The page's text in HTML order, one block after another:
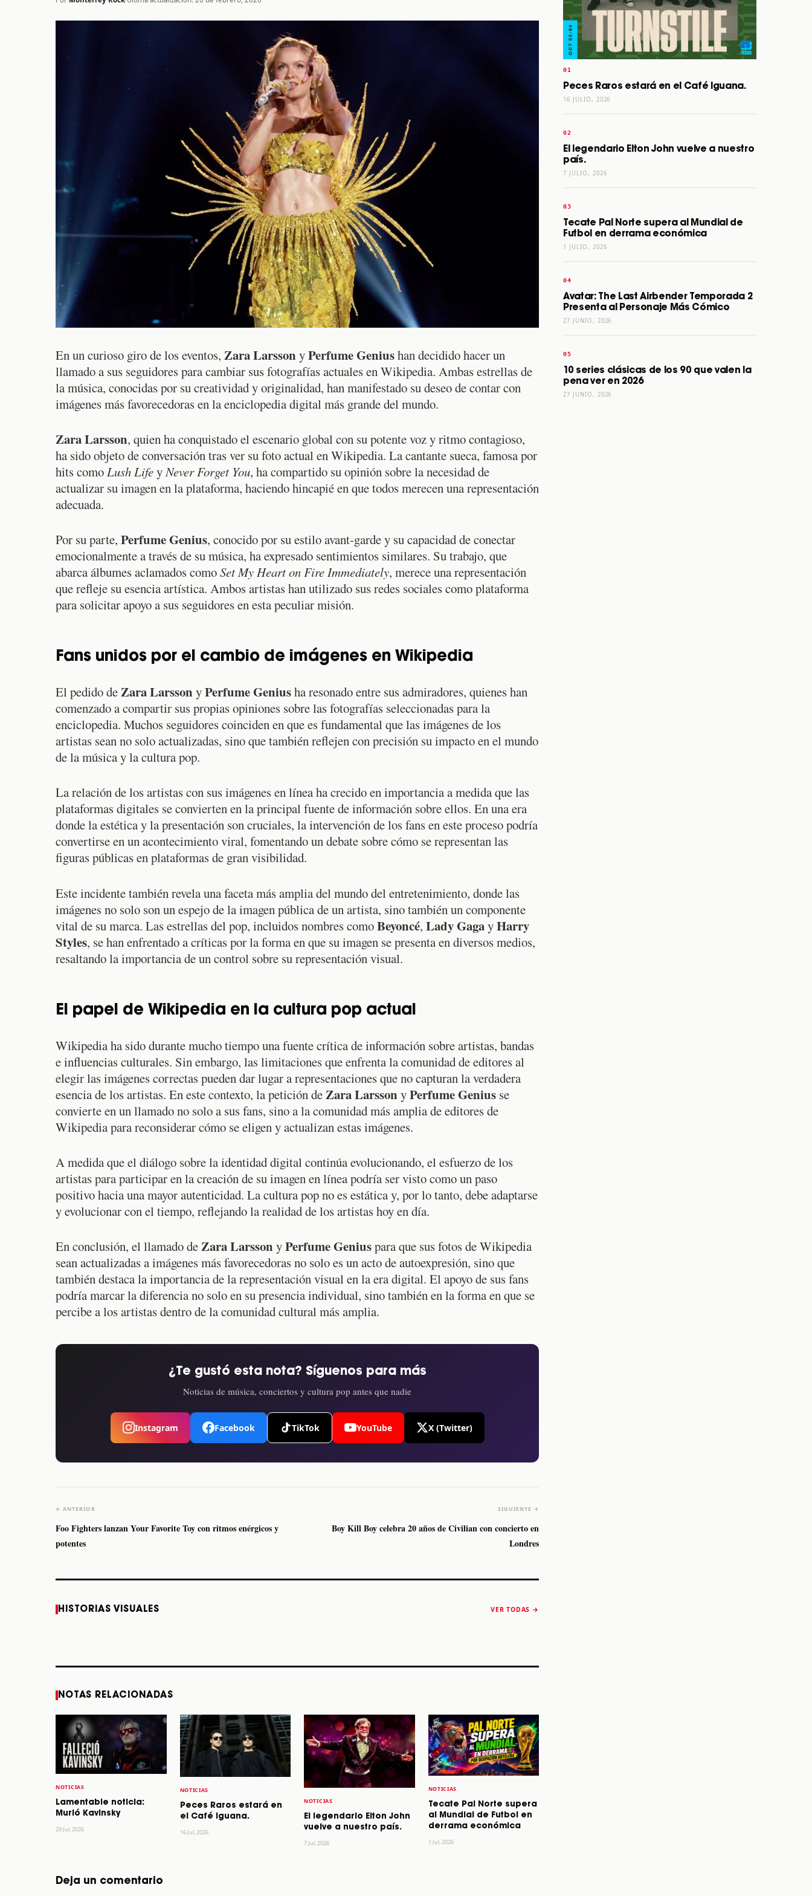
En un curioso giro de los eventos, Zara Larsson yPerfume Geniushan decidido hacer un
llamado a sus seguidores para cambiar sus fotografías actuales en Wikipedia. Ambas estrellas de
la música, conocidas por su creatividad y originalidad, han manifestado su deseo de contar con
imágenes más favorecedoras en la enciclopedia digital más grande del mundo.
Zara Larsson, quien ha conquistado el escenario global con su potente voz y ritmo contagioso,
ha sido objeto de conversación tras ver su foto actual en Wikipedia. La cantante sueca, famosa por
hits comoLush LifeyNever Forget You, ha compartido su opinión sobre la necesidad de
actualizar su imagen en la plataforma, haciendo hincapié en que todos merecen una representación
adecuada.
Por su parte, Perfume Genius, conocido por su estilo avant-garde y su capacidad de conectar
emocionalmente a través de su música, ha expresado sentimientos similares. Su trabajo, que
abarca álbumes aclamados comoSet My Heart on Fire Immediately, merece una representación
que refleje su esencia artística. Ambos artistas han utilizado sus redes sociales como plataforma
para solicitar apoyo a sus seguidores en esta peculiar misión.
Fans unidos por el cambio de imágenes en Wikipedia
El pedido deZara Larsson yPerfume Geniusha resonado entre sus admiradores, quienes han
comenzado a compartir sus propias opiniones sobre las fotografías seleccionadas para la
enciclopedia. Muchos seguidores coinciden en que es fundamental que las imágenes de los
artistas sean no solo actualizadas, sino que también reflejen con precisión su impacto en el mundo
de la música y la cultura pop.
La relación de los artistas con sus imágenes en línea ha crecido en importancia a medida que las
plataformas digitales se convierten en la principal fuente de información sobre ellos. En una era
donde la estética y la presentación son cruciales, la intervención de los fans en este proceso podría
convertirse en un acontecimiento viral, fomentando un debate sobre cómo se representan las
figuras públicas en plataformas de gran visibilidad.
Este incidente también revela una faceta más amplia del mundo del entretenimiento, donde las
imágenes no solo son un espejo de la imagen pública de un artista, sino también un componente
vital de su marca. Las estrellas del pop, incluidos nombres comoBeyoncé, Lady GagayHarry
Styles, se han enfrentado a críticas por la forma en que su imagen se presenta en diversos medios,
resaltando la importancia de un control sobre su representación visual.
El papel de Wikipedia en la cultura pop actual
Wikipedia ha sido durante mucho tiempo una fuente crítica de información sobre artistas, bandas
e influencias culturales. Sin embargo, las limitaciones que enfrenta la comunidad de editores al
elegir las imágenes correctas pueden dar lugar a representaciones que no capturan la verdadera
esencia de los artistas. En este contexto, la petición deZara Larsson yPerfume Genius se
convierte en un llamado no solo a sus fans, sino a la comunidad más amplia de editores de
Wikipedia para reconsiderar cómo se eligen y actualizan estas imágenes.
A medida que el diálogo sobre la identidad digital continúa evolucionando, el esfuerzo de los
artistas para participar en la creación de su imagen en línea podría ser visto como un paso
positivo hacia una mayor autenticidad. La cultura pop no es estática y, por lo tanto, debe adaptarse
y evolucionar con el tiempo, reflejando la realidad de los artistas hoy en día.
En conclusión, el llamado deZara Larsson yPerfume Geniuspara que sus fotos de Wikipedia
sean actualizadas a imágenes más favorecedoras no solo es un acto de autoexpresión, sino que
también destaca la importancia de la representación visual en la era digital. El apoyo de sus fans
podría marcar la diferencia no solo en su presencia individual, sino también en la forma en que se
percibe a los artistas dentro de la comunidad cultural más amplia.
¿Te gustó esta nota? Síguenos para más
Noticias de música, conciertos y cultura pop antes que nadie
Instagram Facebook TikTok YouTube X (Twitter)
← ANTERIOR
Foo Fighters lanzan Your Favorite Toy con ritmos enérgicos y
potentes
SIGUIENTE →
Boy Kill Boy celebra 20 años de Civilian con concierto en
Londres
HISTORIAS VISUALES VER TODAS →
Monterrey el próximo
NOTAS RELACIONADAS
NOTICIAS
Lamentable noticia:
Murió Kavinsky
29 Jul, 2026
NOTICIAS
Peces Raros estará en
el Café Iguana.
16 Jul, 2026
NOTICIAS
El legendario Elton John
vuelve a nuestro país.
7 Jul, 2026
NOTICIAS
Tecate Pal Norte supera
al Mundial de Futbol en
derrama económica
1 Jul, 2026
Deja un comentario
Peces Raros estará en el Café Iguana.
16 JULIO, 2026
El legendario Elton John vuelve a nuestro
país.
7 JULIO, 2026
Tecate Pal Norte supera al Mundial de
Futbol en derrama económica
1 JULIO, 2026
Avatar: The Last Airbender Temporada 2
Presenta al Personaje Más Cómico
27 JUNIO, 2026
10 series clásicas de los 90 que valen la
pena ver en 2026
27 JUNIO, 2026